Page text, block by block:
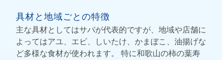
具材と地域ごとの特徴
主な具材としてはサバが代表的ですが、地域や店舗に
よってはアユ、エビ、しいたけ、かまぼこ、油揚げな
ど多様な食材が使われます。 特に和歌山の柿の葉寿